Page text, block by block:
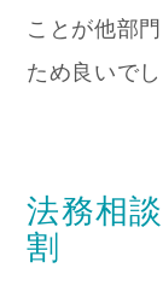
ことが他部
ため良いでし
法務相
割